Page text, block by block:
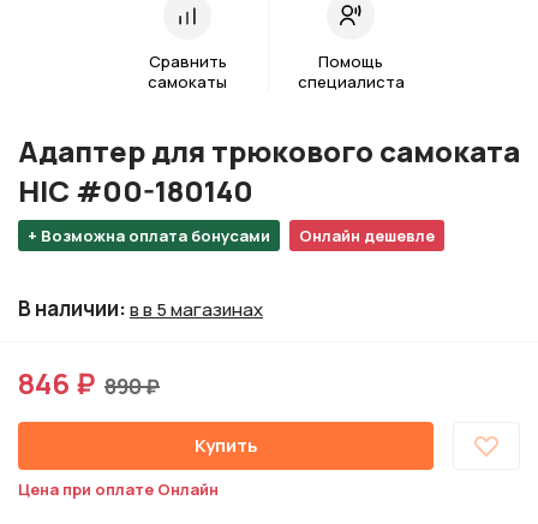
Сравнить
самокаты
Помощь
специалиста
+ Возможна оплата бонусами Онлайн дешевле
Адаптер для трюкового самоката
HIC #00-180140
В наличии:в в 5 магазинах
846 ₽ 890 ₽
Купить
Цена при оплате Онлайн